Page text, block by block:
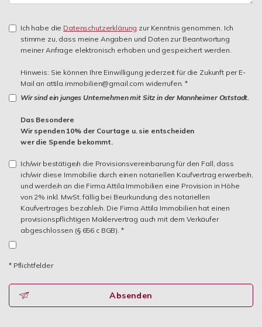
Ich habe die Datenschutzerklärung zur Kenntnis genommen. Ich
stimme zu, dass meine Angaben und Daten zur Beantwortung
meiner Anfrage elektronisch erhoben und gespeichert werden.
Hinweis: Sie können Ihre Einwilligung jederzeit für die Zukunft per E-
Mail an attila.immobilien@gmail.com widerrufen. *
Wir sind ein junges Unternehmen mit Sitz in der Mannheimer Oststadt.
Das Besondere
Wir spenden 10% der Courtage u. sie entscheiden
wer die Spende bekommt.
Ich/wir bestätige/n die Provisionsvereinbarung für den Fall, dass
ich/wir diese Immobilie durch einen notariellen Kaufvertrag erwerbe/n,
und werde/n an die Firma Attila Immobilien eine Provision in Höhe
von 2% inkl. MwSt. fällig bei Beurkundung des notariellen
Kaufvertrages bezahle/n. Die Firma Attila Immobilien hat einen
provisionspflichtigen Maklervertrag auch mit dem Verkäufer
abgeschlossen (§ 656 c BGB). *
* Pflichtfelder
Absenden